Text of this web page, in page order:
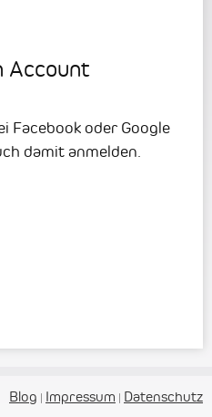
Account
Facebook oder Google
damit anmelden.
Blog | Impressum | Datenschutz